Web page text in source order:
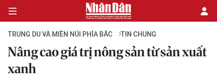
CHÍNH TRỊ
TRUNG DU VÀ MIỀN NÚI PHÍA BẮC TIN CHUNG
Nâng cao giá trị nông sản từ sản xuất
xanh